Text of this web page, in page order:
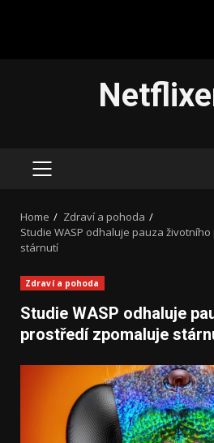
PRIMARY
Home
Zdraví a pohoda
Studie WASP odhaluje pauza
stárnutí
Zdraví a pohoda
Studie WASP odhaluje
prostředí zpomaluje